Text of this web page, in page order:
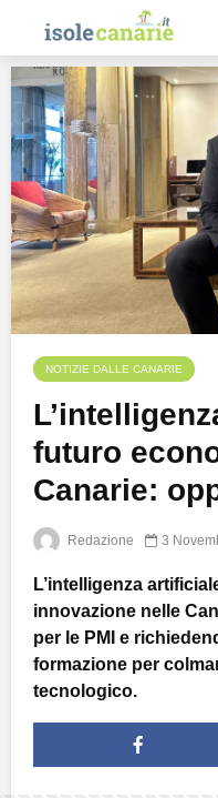
NOTIZIE DALLE CANARIE
futuro
Canarie:
Redazione 3
L’intelligenza
innovazione nelle
per le PMI e
formazione per
tecnologico.